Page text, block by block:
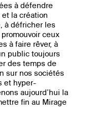
à défendre
la création
à défricher les
ceux
à faire rêver, à
public toujours
des temps de
sur nos sociétés
et hyper-
aujourd’hui la
fin au Mirage